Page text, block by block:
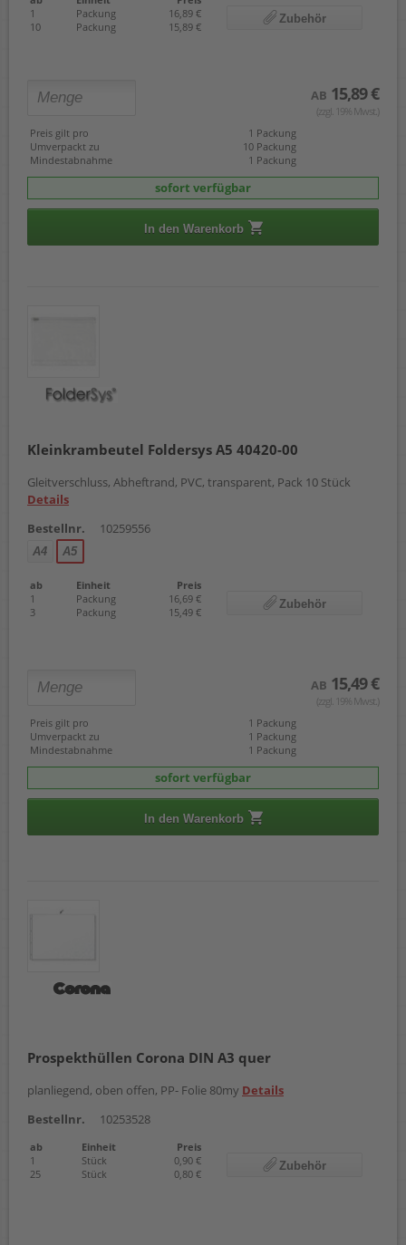
1
Packung
16,89 €
10
Packung 15,89 €
Zubehör
AB 15,89 €
(zzgl. 19% Mwst.)
Preis gilt pro
1 Packung
Umverpackt zu
10 Packung
Mindestabnahme
1 Packung
sofort verfügbar
In den Warenkorb
Kleinkrambeutel Foldersys A5 40420-00
Gleitverschluss, Abheftrand, PVC, transparent, Pack 10 Stück
Details
Bestellnr.
10259556
A4 A5
ab Einheit
Preis
1
Packung
16,69 €
3
Packung 15,49 €
Zubehör
AB 15,49 €
(zzgl. 19% Mwst.)
Preis gilt pro
1 Packung
Umverpackt zu
1 Packung
Mindestabnahme
1 Packung
sofort verfügbar
In den Warenkorb
Prospekthüllen Corona DIN A3 quer
planliegend, oben offen, PP- Folie 80my Details
Bestellnr.
10253528
ab Einheit
Preis
1
Stück
0,90 €
25
Stück 0,80 €
Zubehör